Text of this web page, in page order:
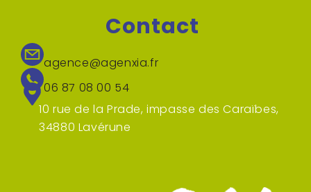
Contact
agence@agenxia.fr
06 87 08 00 54
10 rue de la Prade, impasse des Caraïbes,
34880 Lavérune